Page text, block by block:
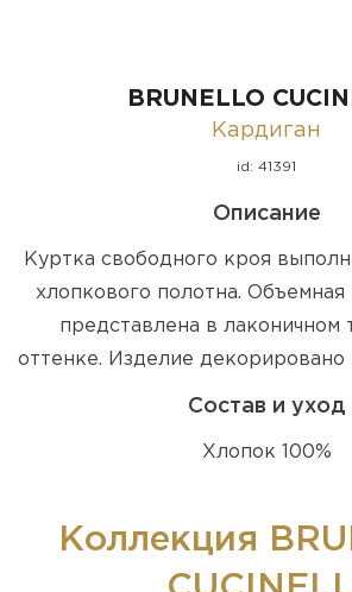
BRUNELLO
Кардиган
id: 41391
Описание
Куртка свободного кроя
хлопкового полотна. Объемная
представлена в лаконичном
оттенке. Изделие
Состав и уход
Хлопок 100%
Коллекция